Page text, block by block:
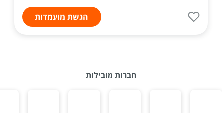
הגשת מועמדות
חברות מובילות